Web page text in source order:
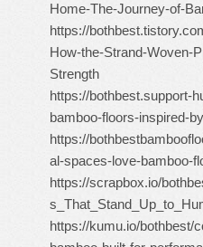
Home-The-Journey-of-
https://
How-the-Strand-Woven-
Strength
https://bothbest.support-
bamboo-floors-inspired-
https://
al-spaces-love-bamboo-
https://scrapbox.io/
https://kumu.io/bothbest/